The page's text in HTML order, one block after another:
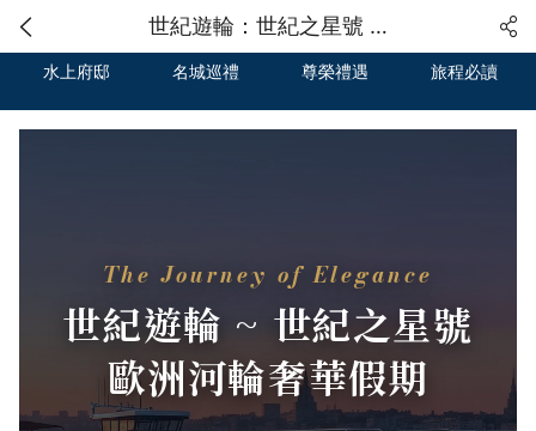
世紀遊輪：世紀之星號 2026 歐洲首航旗艦站
水上府邸 名城巡禮 尊榮禮遇 旅程必讀
The Journey of Elegance
世紀遊輪 ~ 世紀之星號
歐洲河輪奢華假期